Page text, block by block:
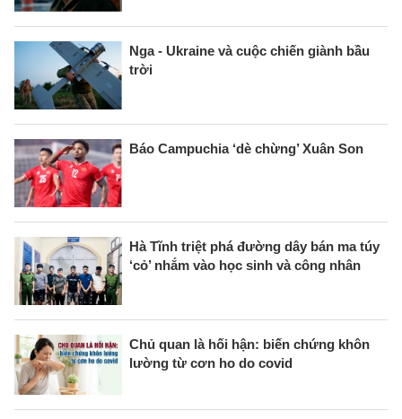
Nga - Ukraine và cuộc chiến giành bầu
trời
Báo Campuchia ‘dè chừng’ Xuân Son
Hà Tĩnh triệt phá đường dây bán ma túy
‘cỏ’ nhắm vào học sinh và công nhân
Chủ quan là hối hận: biến chứng khôn
lường từ cơn ho do covid